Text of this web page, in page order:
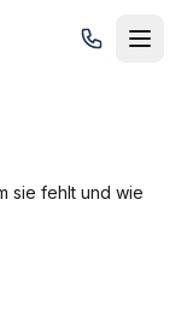
sie fehlt und wie